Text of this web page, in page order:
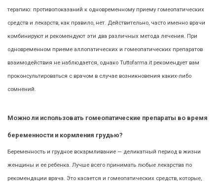
терапию: противопоказаний к одновременному приему гомеопатических
средств и лекарств, как правило, нет. Действительно, часто именно врачи
комбинируют и рекомендуют эти два различных метода лечения. При
одновременном приеме аллопатических и гомеопатических препаратов
взаимодействия не наблюдается, однако Tuttofarma.it рекомендует вам
проконсультироваться с врачом в случае возникновения каких-либо
сомнений.
Можно ли использовать гомеопатические препараты во время
беременности и кормления грудью?
Беременность и грудное вскармливание — деликатный период в жизни
женщины и ее ребенка. Лучше всего принимать любые лекарства по
рекомендации врача. Это касается и гомеопатических средств, которые,